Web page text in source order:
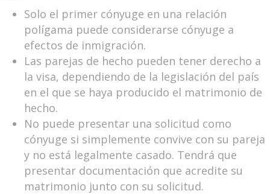
Solo el primer cónyuge en una relación
polígama puede considerarse cónyuge a
efectos de inmigración.
Las parejas de hecho pueden tener derecho a
la visa, dependiendo de la legislación del país
en el que se haya producido el matrimonio de
hecho.
No puede presentar una solicitud como
cónyuge si simplemente convive con su pareja
y no está legalmente casado. Tendrá que
presentar documentación que acredite su
matrimonio junto con su solicitud.